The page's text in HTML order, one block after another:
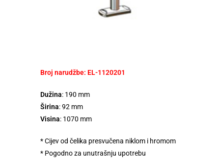
Broj narudžbe: EL-1120201
Dužina: 190 mm
Širina: 92 mm
Visina: 1070 mm
* Cijev od čelika presvučena niklom i hromom
* Pogodno za unutrašnju upotrebu